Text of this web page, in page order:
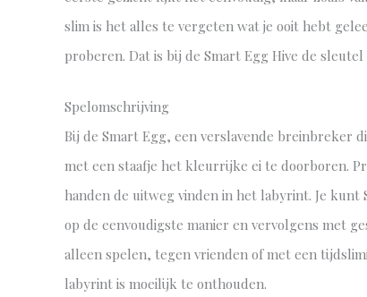
slim is het alles te vergeten wat je ooit hebt
proberen. Dat is bij de Smart Egg Hive de sleutel
Spelomschrijving
Bij de Smart Egg, een verslavende breinbreker
met een staafje het kleurrijke ei te doorboren.
handen de uitweg vinden in het labyrint. Je
op de eenvoudigste manier en vervolgens met
alleen spelen, tegen vrienden of met een
labyrint is moeilijk te onthouden.